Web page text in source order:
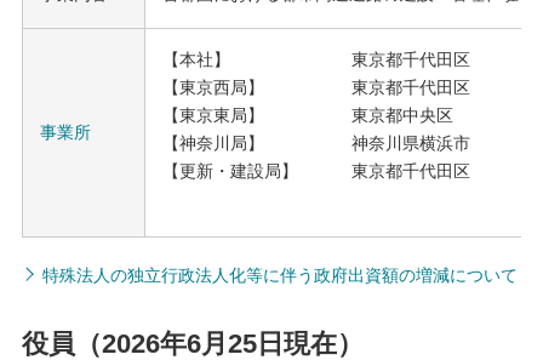
事業所
【本社】
東京都千代田区
【東京西局】
東京都千代田区
【東京東局】
東京都中央区
【神奈川局】
神奈川県横浜市
【更新・建設局】
東京都千代田区
特殊法人の独立行政法人化等に伴う政府出資額の増減について
役員（2026年6月25日現在）